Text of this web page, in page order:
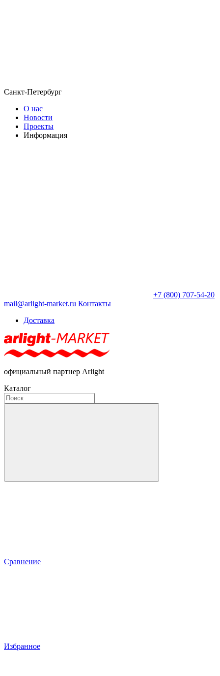
Санкт-Петербург
О нас
Новости
Проекты
Информация
+7 (800) 707-54-20
mail@arlight-market.ru Контакты
Доставка
официальный партнер Arlight
Каталог
Сравнение
Избранное